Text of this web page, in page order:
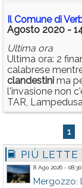
Il Comune di
Agosto 2020 -
Ultima ora
Ultima ora: 2
calabrese
clandestini ma
l'invasione non
TAR,
1
PIÙ LETTE
8 Ago 2026 - 08:30